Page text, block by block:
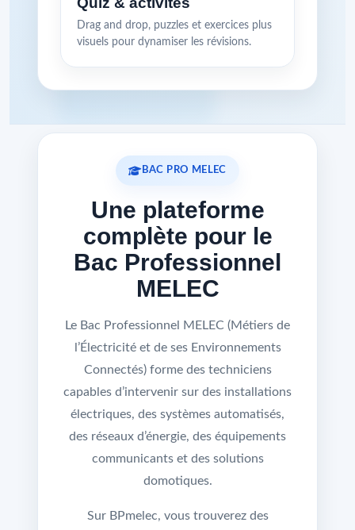
Drag and drop, puzzles et exercices plus
visuels pour dynamiser les révisions.
BAC PRO MELEC
Une plateforme
complète pour le
Bac Professionnel
MELEC
Le Bac Professionnel MELEC (Métiers de
l’Électricité et de ses Environnements
Connectés) forme des techniciens
capables d’intervenir sur des installations
électriques, des systèmes automatisés,
des réseaux d’énergie, des équipements
communicants et des solutions
domotiques.
Sur BPmelec, vous trouverez des